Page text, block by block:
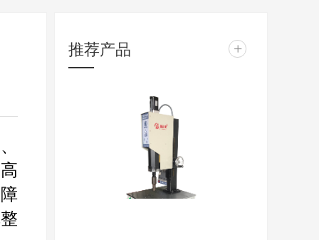
推荐产品 +